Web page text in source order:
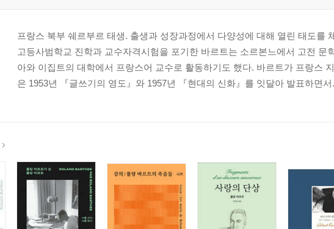
프랑스 북부 쉐르부르 태생. 출생과 성장과정에서 다양성에 대해 열린 태도를
고등사범학교 진학과 교수자격시험을 포기한 바르트는 소르본느에서 고전 문
아와 이집트의 대학에서 프랑스어 교수로 활동하기도 했다. 바르트가 프랑스
은 1953년 『글쓰기의 영도』와 1957년 『현대의 신화』를 잇달아 발표하면